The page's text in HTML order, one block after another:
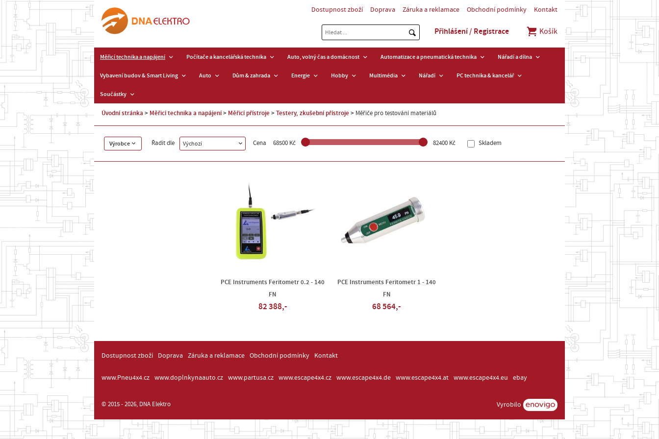
Dostupnost zboží Doprava Záruka a reklamace Obchodní podmínky Kontakt
Přihlášení / Registrace Košík
Měřicí technika a napájení Počítače a kancelářská technika Auto, volný čas a domácnost Automatizace a pneumatická technika Nářadí a dílna
Vybavení budov & Smart Living Auto Dům & zahrada Energie Hobby Multimédia Nářadí PC technika & kancelář
Součástky
Úvodní stránka Měřicí technika a napájení Měřicí přístroje Testery, zkušební přístroje Měřiče pro testování materiálů
Výrobce Řadit dle Výchozí Cena 68500 Kč 82400 Kč Skladem
PCE Instruments Feritometr 0.2 - 140
FN
82 388,-
PCE Instruments Feritometr 1 - 140
FN
68 564,-
Dostupnost zboží Doprava Záruka a reklamace Obchodní podmínky Kontakt
www.Pneu4x4.cz www.doplnkynaauto.cz www.partusa.cz www.escape4x4.cz www.escape4x4.de www.escape4x4.at www.escape4x4.eu ebay
© 2015 - 2026, DNA Elektro Vyrobilo